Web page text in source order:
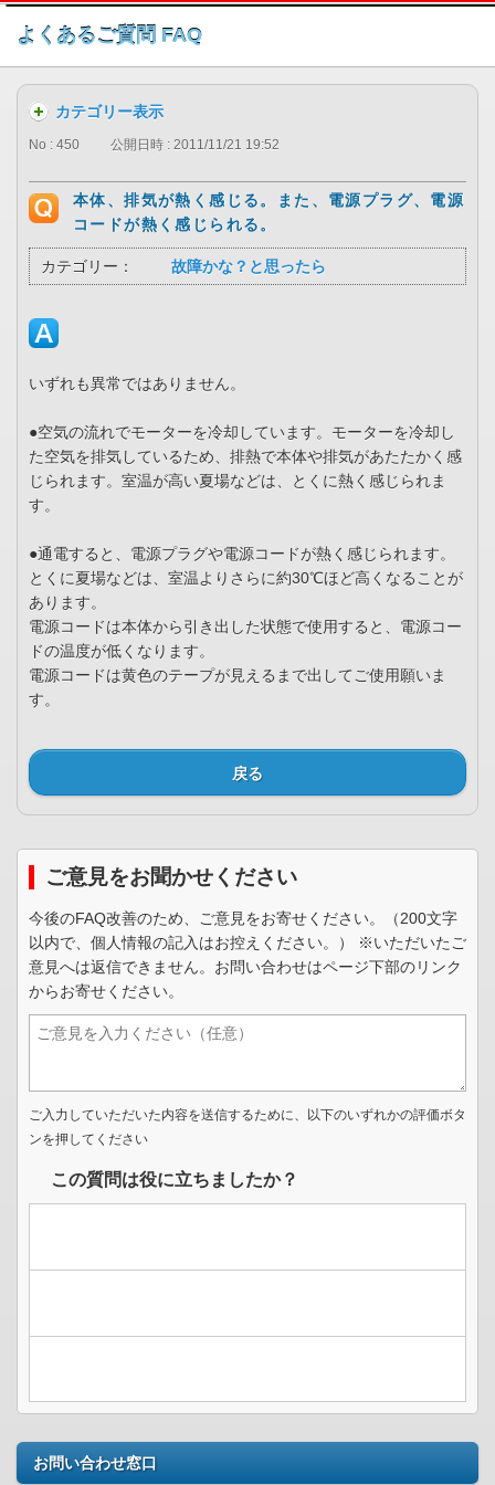
このページの本文へ
よくあるご質問 FAQ
カテゴリー表示
No : 450 公開日時 : 2011/11/21 19:52
本体、排気が熱く感じる。また、電源プラグ、電源
コードが熱く感じられる。
カテゴリー： 故障かな？と思ったら
いずれも異常ではありません。
●空気の流れでモーターを冷却しています。モーターを冷却し
た空気を排気しているため、排熱で本体や排気があたたかく感
じられます。室温が高い夏場などは、とくに熱く感じられま
す。
●通電すると、電源プラグや電源コードが熱く感じられます。
とくに夏場などは、室温よりさらに約30℃ほど高くなることが
あります。
電源コードは本体から引き出した状態で使用すると、電源コー
ドの温度が低くなります。
電源コードは黄色のテープが見えるまで出してご使用願いま
す。
戻る
ご意見をお聞かせください
今後のFAQ改善のため、ご意見をお寄せください。（200文字
以内で、個人情報の記入はお控えください。） ※いただいたご
意見へは返信できません。お問い合わせはページ下部のリンク
からお寄せください。
ご入力していただいた内容を送信するために、以下のいずれかの評価ボタ
ンを押してください
この質問は役に立ちましたか？
お問い合わせ窓口